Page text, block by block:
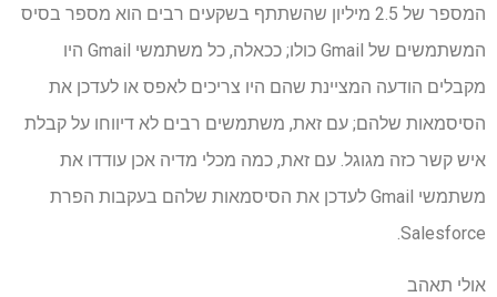
המספר של 2.5 מיליון שהשתתף בשקעים רבים הוא מספר בסיס
המשתמשים של Gmail כולו; ככאלה, כל משתמשי Gmail היו
מקבלים הודעה המציינת שהם היו צריכים לאפס או לעדכן את
הסיסמאות שלהם; עם זאת, משתמשים רבים לא דיווחו על קבלת
איש קשר כזה מגוגל. עם זאת, כמה מכלי מדיה אכן עודדו את
משתמשי Gmail לעדכן את הסיסמאות שלהם בעקבות הפרת
Salesforce.
אולי תאהב